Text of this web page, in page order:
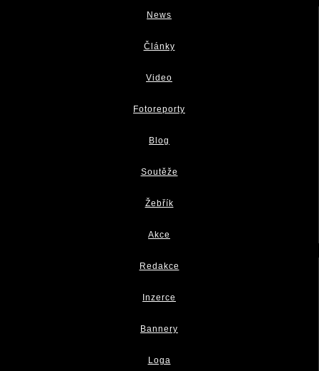
News
Články
Video
Fotoreporty
Blog
Soutěže
Žebřík
Akce
Redakce
Inzerce
Bannery
Loga